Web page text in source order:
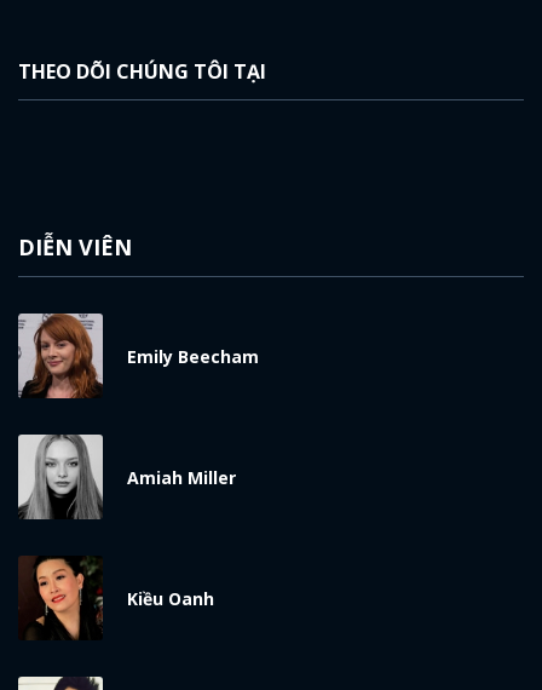
THEO DÕI CHÚNG TÔI TẠI
DIỄN VIÊN
Emily Beecham
Amiah Miller
Kiều Oanh